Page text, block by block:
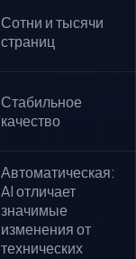
Сотни и тысячи
страниц
Стабильное
качество
Автоматическая:
AI отличает
значимые
изменения от
технических